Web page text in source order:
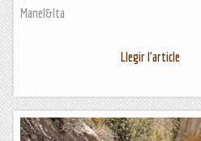
Manel&Ita
Llegir l'article